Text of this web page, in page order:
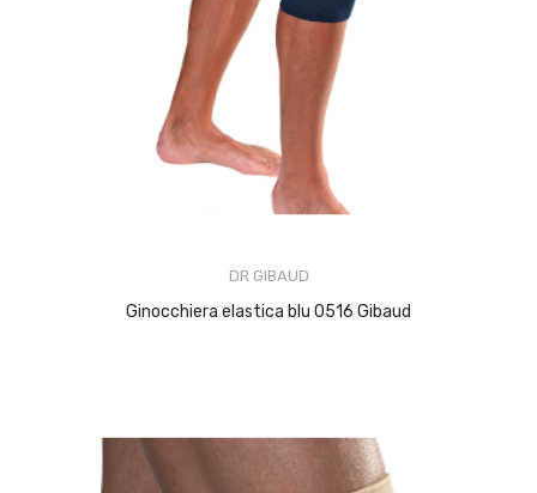
DR GIBAUD
Ginocchiera elastica blu 0516 Gibaud